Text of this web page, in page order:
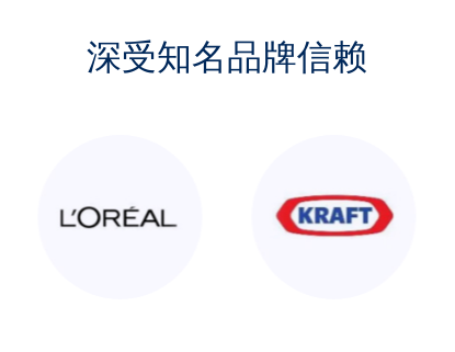
深受知名品牌信赖